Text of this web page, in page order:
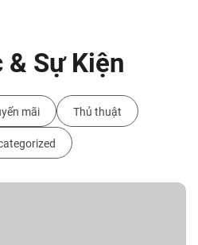
& Sự Kiện
mãi Thủ thuật